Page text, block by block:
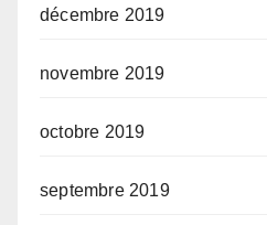
décembre 2019
novembre 2019
octobre 2019
septembre 2019